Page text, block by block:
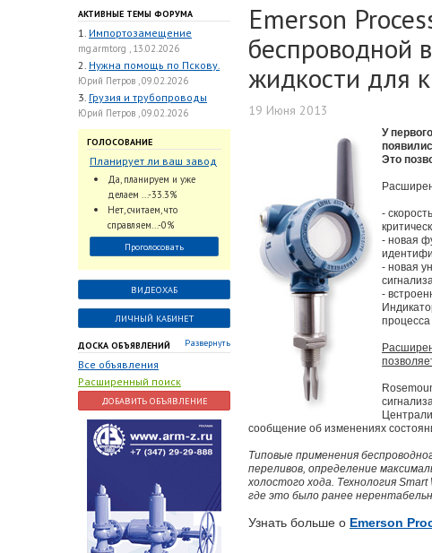
АКТИВНЫЕ ТЕМЫ ФОРУМА
1. Импортозамещение
mg.armtorg , 13.02.2026
2. Нужна помощь по Пскову.
Юрий Петров , 09.02.2026
3. Грузия и трубопроводы
Юрий Петров , 09.02.2026
ГОЛОСОВАНИЕ
Планирует ли ваш завод
использовать
промышленный
интеллект и цифровые
заказы для ускорения
обработки заказов и
оперативной отгрузки
продукции конечному
потребителю?
Да, планируем и уже
делаем ...-33.3%
Нет, считаем, что
справляем...-0%
Проголосовать
ВИДЕОХАБ
ЛИЧНЫЙ КАБИНЕТ
ДОСКА ОБЪЯВЛЕНИЙ Развернуть
Все объявления
Расширенный поиск
ДОБАВИТЬ ОБЪЯВЛЕНИЕ
Emerson
беспроводной
жидкости для
19 Июня 2013
У
Это
-
- новая
- новая
-
сообщение об изменениях
Типовые применения
переливов, определение
холостого хода. Технология
где это было ранее
Узнать больше о Emerson